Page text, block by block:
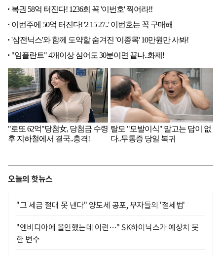
오늘의 핫뉴스
"그 세금 절대 못 낸다" 양도세 공포, 부자들의 '절세법'
"엔비디아에 올인했는데 이런…" SK하이닉스가 예상치 못
한 변수